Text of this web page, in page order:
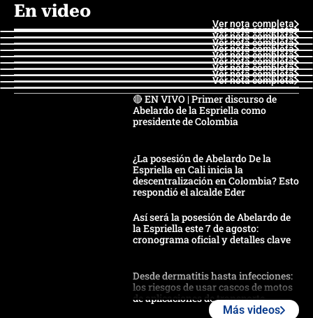
En video
Ver nota completa
Ver nota completa
Ver nota completa
Ver nota completa
Ver nota completa
Ver nota completa
Ver nota completa
Ver nota completa
Ver nota completa
Ver nota completa
🔴 EN VIVO | Primer discurso de
Abelardo de la Espriella como
presidente de Colombia
¿La posesión de Abelardo De la
Espriella en Cali inicia la
descentralización en Colombia? Esto
respondió el alcalde Eder
Así será la posesión de Abelardo de
la Espriella este 7 de agosto:
cronograma oficial y detalles clave
Desde dermatitis hasta infecciones:
los riesgos de usar cascos de motos
de aplicaciones de transporte
Más videos